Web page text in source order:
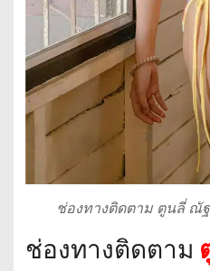
ช่องทางติดตาม ตูนลี่ ณั
ช่องทางติดตาม